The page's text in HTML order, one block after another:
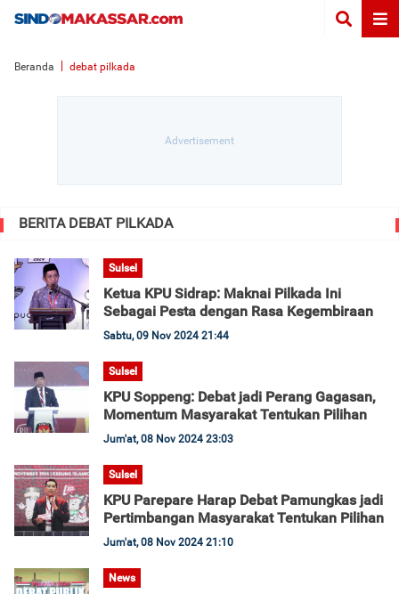
Beranda debat pilkada
BERITA DEBAT PILKADA
Sulsel
Ketua KPU Sidrap: Maknai Pilkada Ini
Sebagai Pesta dengan Rasa Kegembiraan
Sabtu, 09 Nov 2024 21:44
Sulsel
KPU Soppeng: Debat jadi Perang Gagasan,
Momentum Masyarakat Tentukan Pilihan
Jum'at, 08 Nov 2024 23:03
Sulsel
KPU Parepare Harap Debat Pamungkas jadi
Pertimbangan Masyarakat Tentukan Pilihan
Jum'at, 08 Nov 2024 21:10
News